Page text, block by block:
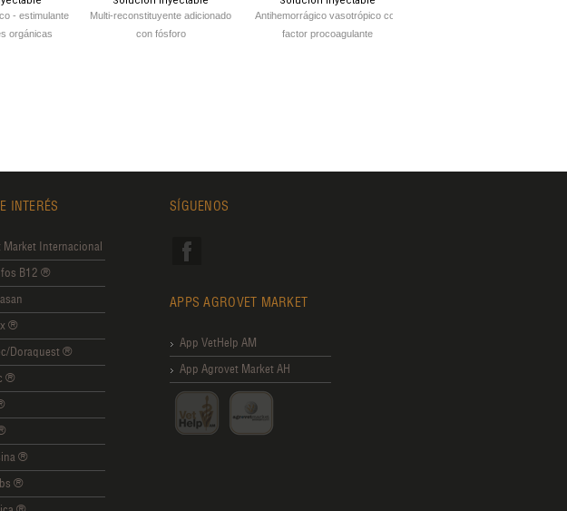
- estimulante
orgánicas
Multi-reconstituyente adicionado
con fósforo
Antihemorrágico vasotrópico con
factor procoagulante
INTERÉS
Market Internacional
B12 ®
®
Doraquest ®
®
®
®
SÍGUENOS
APPS AGROVET MARKET
App VetHelp AM
App Agrovet Market AH